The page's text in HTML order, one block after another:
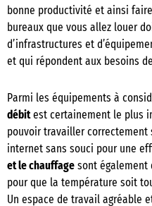
bonne productivité et ainsi
bureaux que vous allez louer
d’infrastructures et
et qui répondent aux besoins
Parmi les équipements à
débitest certainement le plus
pouvoir travailler
internet sans souci pour une
et le chauffage sont également
pour que la température soit
Un espace de travail agréable